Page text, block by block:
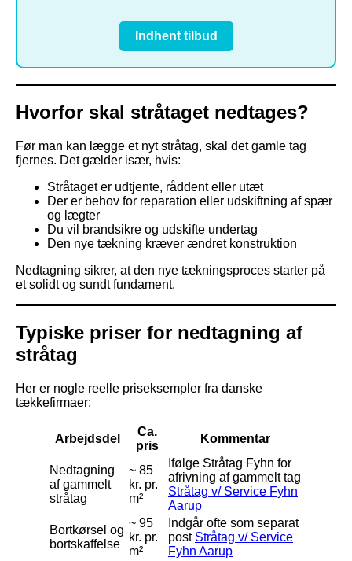
Indhent tilbud
Hvorfor skal stråtaget nedtages?
Før man kan lægge et nyt stråtag, skal det gamle tag
fjernes. Det gælder især, hvis:
Stråtaget er udtjente, råddent eller utæt
Der er behov for reparation eller udskiftning af spær
og lægter
Du vil brandsikre og udskifte undertag
Den nye tækning kræver ændret konstruktion
Nedtagning sikrer, at den nye tækningsproces starter på
et solidt og sundt fundament.
Typiske priser for nedtagning af
stråtag
Her er nogle reelle priseksempler fra danske
tækkefirmaer:
Arbejdsdel
Ca.
pris
Kommentar
Nedtagning
af gammelt
stråtag
~ 85
kr. pr.
m²
Ifølge Stråtag Fyhn for
afrivning af gammelt tag
Stråtag v/ Service Fyhn
Aarup
Bortkørsel og
bortskaffelse
~ 95
kr. pr.
m²
Indgår ofte som separat
post Stråtag v/ Service
Fyhn Aarup